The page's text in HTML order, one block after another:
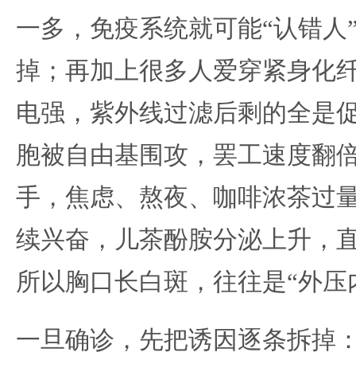
一多，免疫系统就可能“认错
掉；再加上很多人爱穿紧身化
电强，紫外线过滤后剩的全是
胞被自由基围攻，罢工速度翻
手，焦虑、熬夜、咖啡浓茶过
续兴奋，儿茶酚胺分泌上升，
所以胸口长白斑，往往是“外
一旦确诊，先把诱因逐条拆掉